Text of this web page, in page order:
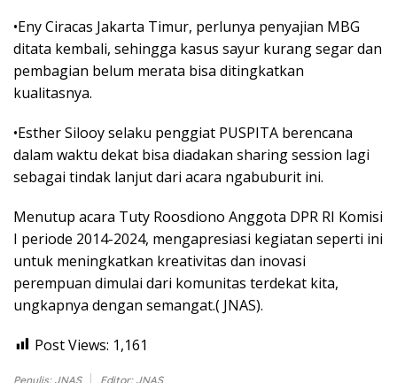
•Eny Ciracas Jakarta Timur, perlunya penyajian MBG
ditata kembali, sehingga kasus sayur kurang segar dan
pembagian belum merata bisa ditingkatkan
kualitasnya.
•Esther Silooy selaku penggiat PUSPITA berencana
dalam waktu dekat bisa diadakan sharing session lagi
sebagai tindak lanjut dari acara ngabuburit ini.
Menutup acara Tuty Roosdiono Anggota DPR RI Komisi
I periode 2014-2024, mengapresiasi kegiatan seperti ini
untuk meningkatkan kreativitas dan inovasi
perempuan dimulai dari komunitas terdekat kita,
ungkapnya dengan semangat.( JNAS).
Post Views: 1,161
Penulis: JNAS Editor: JNAS